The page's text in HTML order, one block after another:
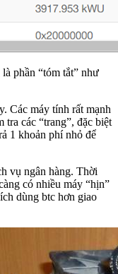
phần “tóm tắt” như
Các máy tính rất mạnh
tra các “trang”, đặc biệt
1 khoản phí nhỏ để
vụ ngân hàng. Thời
có nhiều máy “hịn”
dùng btc hơn giao